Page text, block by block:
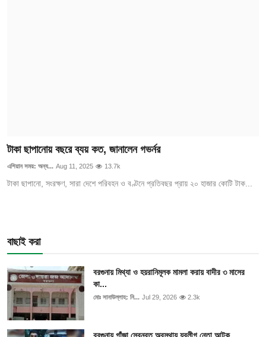
টাকা ছাপানোয় বছরে ব্যয় কত, জানালেন গভর্নর
এশিয়ান সময়: অন্য... Aug 11, 2025 13.7k
টাকা ছাপানো, সংরক্ষণ, সারা দেশে পরিবহন ও বণ্টনে প্রতিবছর প্রায় ২০ হাজার কোটি টাক...
বাছাই করা
বরগুনায় মিথ্যা ও হয়রানিমূলক মামলা করায় বাদীর ৩ মাসের
কা...
মোঃ সানাউল্লাহ: নি... Jul 29, 2026 2.3k
বরগুনায় গাঁজা সেবনরত অবস্থায় যুবলীগ নেতা আটক